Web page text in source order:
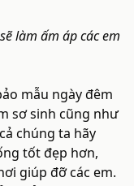
làm ấm áp các em
mẫu ngày đêm
sơ sinh cũng như
chúng ta hãy
tốt đẹp hơn,
giúp đỡ các em.